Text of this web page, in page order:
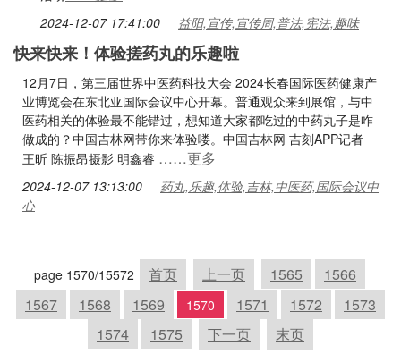
2024-12-07 17:41:00 益阳,宣传,宣传周,普法,宪法,趣味
快来快来！体验搓药丸的乐趣啦
12月7日，第三届世界中医药科技大会 2024长春国际医药健康产
业博览会在东北亚国际会议中心开幕。普通观众来到展馆，与中
医药相关的体验最不能错过，想知道大家都吃过的中药丸子是咋
做成的？中国吉林网带你来体验喽。中国吉林网 吉刻APP记者
王昕 陈振昂摄影 明鑫睿 ……更多
2024-12-07 13:13:00
药丸,乐趣,体验,吉林,中医药,国际会议中
心
page 1570/15572 首页 上一页 1565
1566
1567
1568 1569 1570 1571 1572
1573
1574
1575 下一页 末页